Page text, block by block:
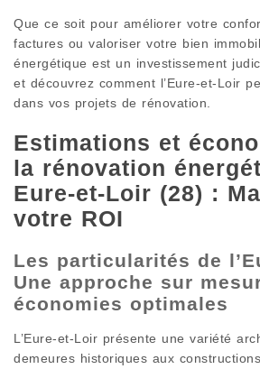
Que ce soit pour améliorer votre
factures ou valoriser votre bien
énergétique est un investissement
et découvrez comment l’Eure-et-Loir
dans vos projets de rénovation.
Estimations et
la rénovation
Eure-et-Loir (28) :
votre ROI
Les particularités de
Une approche sur
économies optimales
L’Eure-et-Loir présente une variété
demeures historiques aux